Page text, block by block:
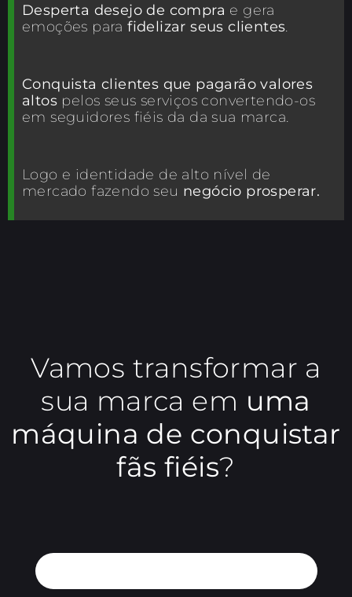
Desperta desejo de compra e gera
emoções parafidelizar seus clientes.
Conquista clientes que pagarão valores
altos pelos seus serviços convertendo-os
em seguidores fiéis da da sua marca.
Logo e identidade de alto nível de
mercado fazendo seu negócio prosperar.
Vamos transformar a
sua marca em uma
máquina de conquistar
fãs fiéis?